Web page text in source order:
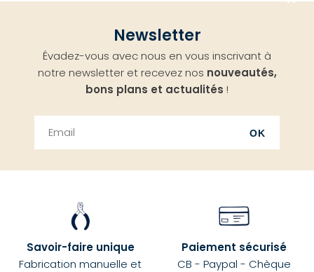
Newsletter
Évadez-vous avec nous en vous inscrivant à
notre newsletter et recevez nos nouveautés,
bons plans et actualités !
OK
Savoir-faire unique
Fabrication manuelle et
Paiement sécurisé
CB - Paypal - Chèque